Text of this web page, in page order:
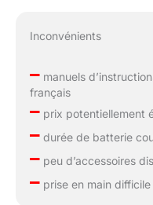
Inconvénients
–manuels
français
–prix potentiellement
–durée de batterie
–peu d’accessoires
–prise en main difficile